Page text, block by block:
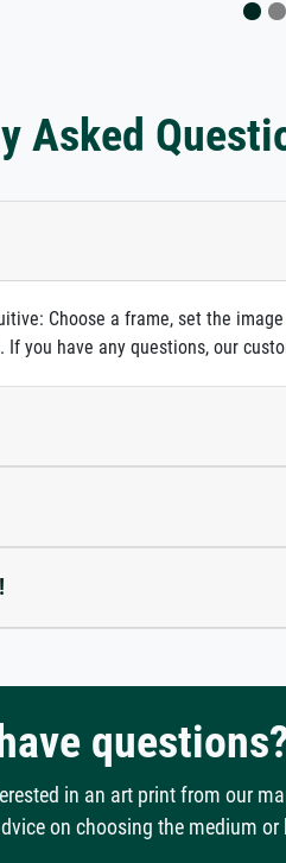
Asked
Choose a frame, set the
you have any questions, our
in an art print from our
on choosing the medium or